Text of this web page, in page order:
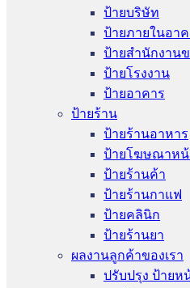
ป้ายบริษัท
ป้ายภายในอาค
ป้ายสำนักงาน
ป้ายโรงงาน
ป้ายอาคาร
ป้ายร้าน
ป้ายร้านอาหาร
ป้ายโฆษณาหน้
ป้ายร้านค้า
ป้ายร้านกาแฟ
ป้ายคลินิก
ป้ายร้านยา
ผลงานลูกค้าของเรา
ปรับปรุง ป้ายห